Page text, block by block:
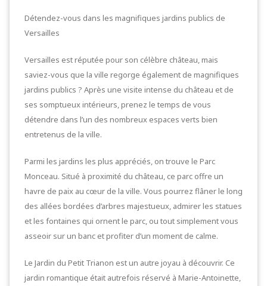
Détendez-vous dans les magnifiques jardins publics de
Versailles
Versailles est réputée pour son célèbre château, mais
saviez-vous que la ville regorge également de magnifiques
jardins publics ? Après une visite intense du château et de
ses somptueux intérieurs, prenez le temps de vous
détendre dans l’un des nombreux espaces verts bien
entretenus de la ville.
Parmi les jardins les plus appréciés, on trouve le Parc
Monceau. Situé à proximité du château, ce parc offre un
havre de paix au cœur de la ville. Vous pourrez flâner le long
des allées bordées d’arbres majestueux, admirer les statues
et les fontaines qui ornent le parc, ou tout simplement vous
asseoir sur un banc et profiter d’un moment de calme.
Le Jardin du Petit Trianon est un autre joyau à découvrir. Ce
jardin romantique était autrefois réservé à Marie-Antoinette,